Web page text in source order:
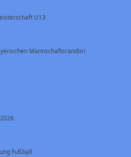
U13
Mannschaftsrandori
Fußball